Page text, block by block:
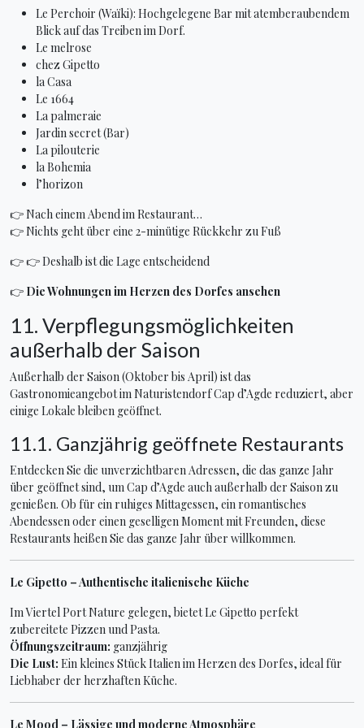
Le Perchoir (Waïki): Hochgelegene Bar mit atemberaubendem
Blick auf das Treiben im Dorf.
Le melrose
chez Gipetto
la Casa
Le 1664
La palmeraie
Jardin secret (Bar)
La pilouterie
la Bohemia
l’horizon
👉 Nach einem Abend im Restaurant…
👉 Nichts geht über eine 2-minütige Rückkehr zu Fuß
👉 👉 Deshalb ist die Lage entscheidend
👉 Die Wohnungen im Herzen des Dorfes ansehen
11. Verpflegungsmöglichkeiten
außerhalb der Saison
Außerhalb der Saison (Oktober bis April) ist das
Gastronomieangebot im Naturistendorf Cap d’Agde reduziert, aber
einige Lokale bleiben geöffnet.
11.1. Ganzjährig geöffnete Restaurants
Entdecken Sie die unverzichtbaren Adressen, die das ganze Jahr
über geöffnet sind, um Cap d’Agde auch außerhalb der Saison zu
genießen. Ob für ein ruhiges Mittagessen, ein romantisches
Abendessen oder einen geselligen Moment mit Freunden, diese
Restaurants heißen Sie das ganze Jahr über willkommen.
Le Gipetto – Authentische italienische Küche
Im Viertel Port Nature gelegen, bietet Le Gipetto perfekt
zubereitete Pizzen und Pasta.
Öffnungszeitraum: ganzjährig
Die Lust: Ein kleines Stück Italien im Herzen des Dorfes, ideal für
Liebhaber der herzhaften Küche.
Le Mood – Lässige und moderne Atmosphäre